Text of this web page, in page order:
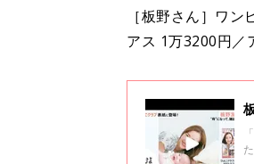
［板野さん］ワ
アス 1万3200円／